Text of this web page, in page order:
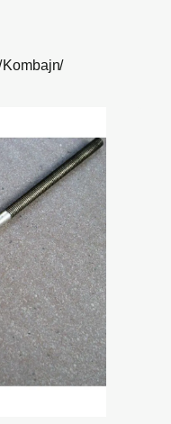
Kombajn